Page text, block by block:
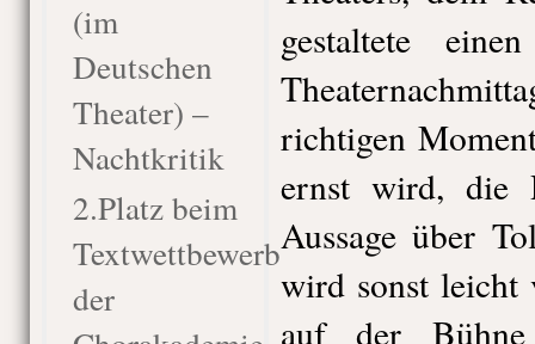
(im
Deutschen
Theater) –
Nachtkritik
2.Platz beim
Textwettbewerb
der
gestaltete
richtigen
ernst wird, die
Aussage über
wird sonst leicht
auf der